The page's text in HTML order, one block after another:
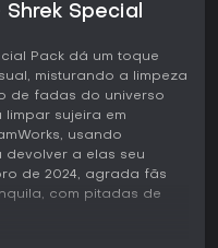
Special
Pack dá um toque
misturando a limpeza
de fadas do universo
limpar sujeira em
usando
a elas seu
de 2024, agrada fãs
com pitadas de